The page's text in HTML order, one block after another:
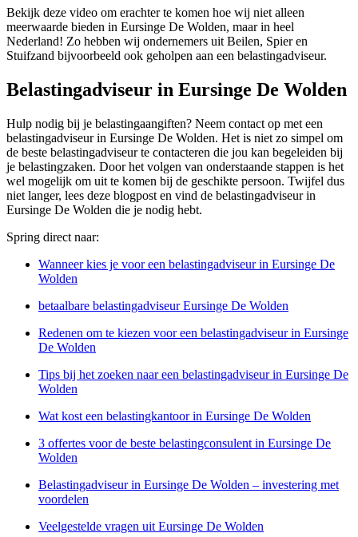
Bekijk deze video om erachter te komen hoe wij niet alleen
meerwaarde bieden in Eursinge De Wolden, maar in heel
Nederland! Zo hebben wij ondernemers uit Beilen, Spier en
Stuifzand bijvoorbeeld ook geholpen aan een belastingadviseur.
Belastingadviseur in Eursinge De Wolden
Hulp nodig bij je belastingaangiften? Neem contact op met een
belastingadviseur in Eursinge De Wolden. Het is niet zo simpel om
de beste belastingadviseur te contacteren die jou kan begeleiden bij
je belastingzaken. Door het volgen van onderstaande stappen is het
wel mogelijk om uit te komen bij de geschikte persoon. Twijfel dus
niet langer, lees deze blogpost en vind de belastingadviseur in
Eursinge De Wolden die je nodig hebt.
Spring direct naar:
Wanneer kies je voor een belastingadviseur in Eursinge De
Wolden
betaalbare belastingadviseur Eursinge De Wolden
Redenen om te kiezen voor een belastingadviseur in Eursinge
De Wolden
Tips bij het zoeken naar een belastingadviseur in Eursinge De
Wolden
Wat kost een belastingkantoor in Eursinge De Wolden
3 offertes voor de beste belastingconsulent in Eursinge De
Wolden
Belastingadviseur in Eursinge De Wolden – investering met
voordelen
Veelgestelde vragen uit Eursinge De Wolden